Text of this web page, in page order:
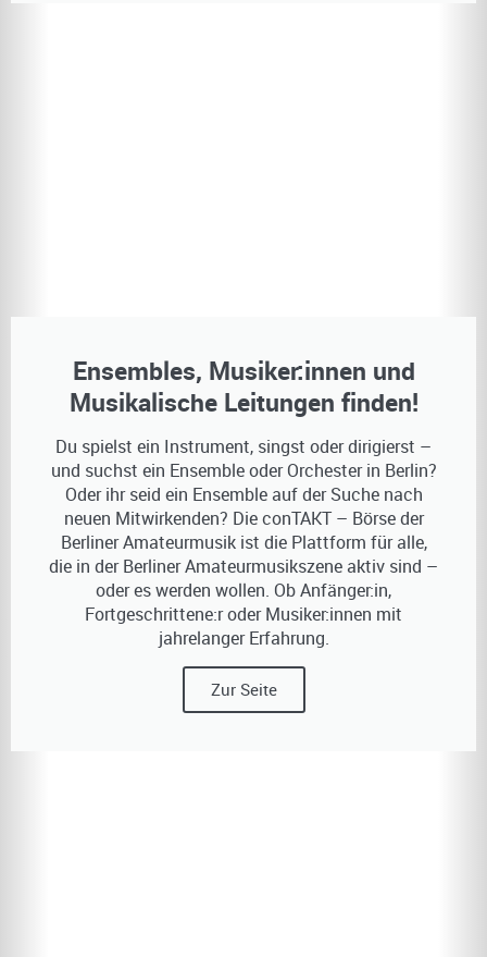
Ensembles, Musiker:innen und
Musikalische Leitungen finden!
Du spielst ein Instrument, singst oder dirigierst –
und suchst ein Ensemble oder Orchester in Berlin?
Oder ihr seid ein Ensemble auf der Suche nach
neuen Mitwirkenden? Die conTAKT – Börse der
Berliner Amateurmusik ist die Plattform für alle,
die in der Berliner Amateurmusikszene aktiv sind –
oder es werden wollen. Ob Anfänger:in,
Fortgeschrittene:r oder Musiker:innen mit
jahrelanger Erfahrung.
Zur Seite